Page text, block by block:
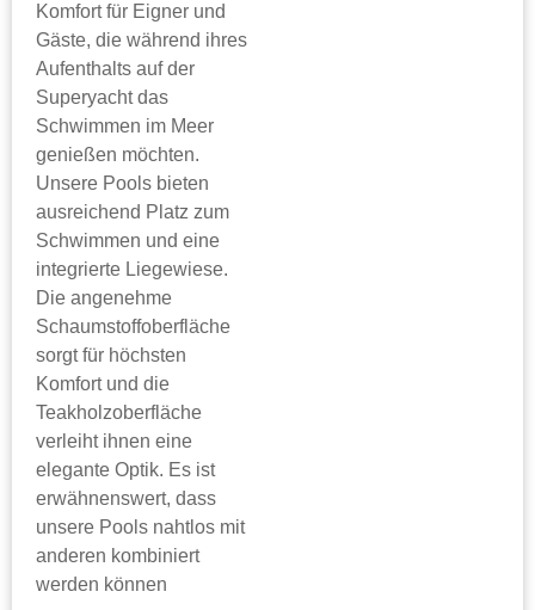
Komfort für Eigner und
Gäste, die während ihres
Aufenthalts auf der
Superyacht das
Schwimmen im Meer
genießen möchten.
Unsere Pools bieten
ausreichend Platz zum
Schwimmen und eine
integrierte Liegewiese.
Die angenehme
Schaumstoffoberfläche
sorgt für höchsten
Komfort und die
Teakholzoberfläche
verleiht ihnen eine
elegante Optik. Es ist
erwähnenswert, dass
unsere Pools nahtlos mit
anderen kombiniert
werden können